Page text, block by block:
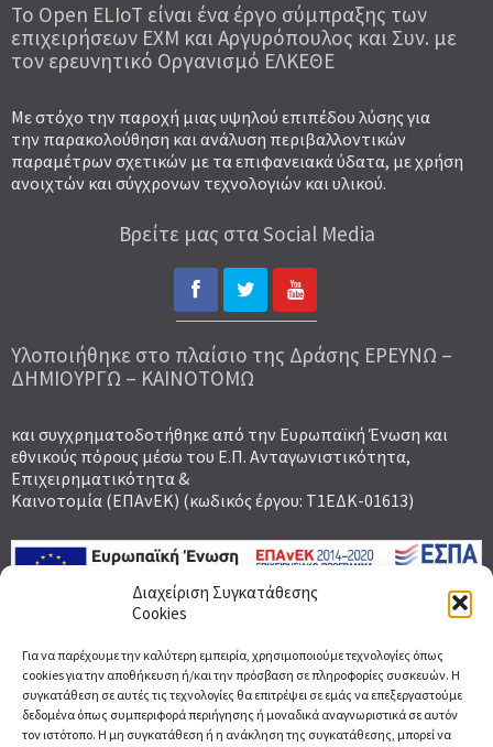
Διαχείριση Συγκατάθεσης
Cookies
Για να παρέχουμε την καλύτερη εμπειρία, χρησιμοποιούμε τεχνολογίες όπως
cookies για την αποθήκευση ή/και την πρόσβαση σε πληροφορίες συσκευών. Η
συγκατάθεση σε αυτές τις τεχνολογίες θα επιτρέψει σε εμάς να επεξεργαστούμε
δεδομένα όπως συμπεριφορά περιήγησης ή μοναδικά αναγνωριστικά σε αυτόν
τον ιστότοπο. Η μη συγκατάθεση ή η ανάκληση της συγκατάθεσης, μπορεί να
To Open ELIoT είναι ένα έργο σύμπραξης των
επιχειρήσεων ΕΧΜ και Αργυρόπουλος και Συν. με
τον ερευνητικό Οργανισμό ΕΛΚΕΘΕ
Με στόχο την παροχή μιας υψηλού επιπέδου λύσης για
την παρακολούθηση και ανάλυση περιβαλλοντικών
παραμέτρων σχετικών με τα επιφανειακά ύδατα, με χρήση
ανοιχτών και σύγχρονων τεχνολογιών και υλικού.
Βρείτε μας στα Social Media
Υλοποιήθηκε στο πλαίσιο της Δράσης ΕΡΕΥΝΩ –
ΔΗΜΙΟΥΡΓΩ – ΚΑΙΝΟΤΟΜΩ
και συγχρηματοδοτήθηκε από την Ευρωπαϊκή Ένωση και
εθνικούς πόρους μέσω του Ε.Π. Ανταγωνιστικότητα,
Επιχειρηματικότητα &
Καινοτομία (ΕΠΑνΕΚ) (κωδικός έργου: Τ1ΕΔΚ-01613)
Γραφτείτε στο Newsletter για να μαθαίνετε
πρώτοι τα νέα μας
Email